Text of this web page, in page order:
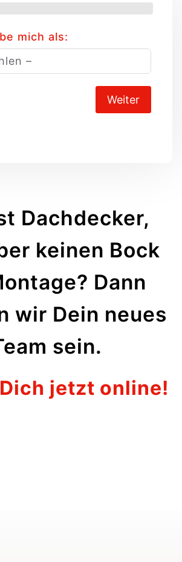
mich als:
Weiter
Dachdecker,
keinen Bock
Dann
wir Dein neues
sein.
jetzt online!